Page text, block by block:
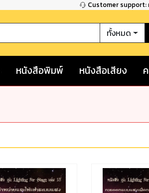
Customer support:
ทั้งหมด
หนังสือพิมพ์ หนังสือเสียง